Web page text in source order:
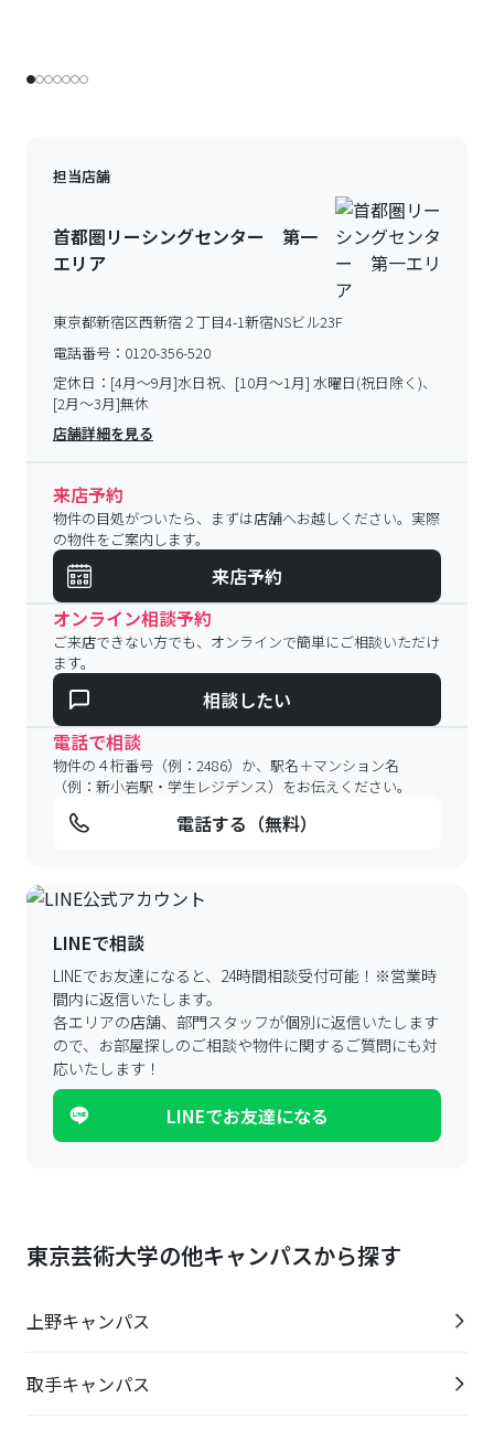
担当店舗
首都圏リーシングセンター 第一
エリア
東京都新宿区西新宿２丁目4-1新宿NSビル23F
電話番号： 0120-356-520
定休日： [4月～9月]水日祝、[10月～1月] 水曜日(祝日除く)、
[2月～3月]無休
店舗詳細を見る
来店予約
物件の目処がついたら、まずは店舗へお越しください。実際
の物件をご案内します。
来店予約
オンライン相談予約
ご来店できない方でも、オンラインで簡単にご相談いただけ
ます。
相談したい
電話で相談
物件の４桁番号（例：2486）か、駅名＋マンション名
（例：新小岩駅・学生レジデンス）をお伝えください。
電話する（無料）
LINEで相談
LINEでお友達になると、24時間相談受付可能！ ※営業時
間内に返信いたします。
各エリアの店舗、部門スタッフが個別に返信いたします
ので、 お部屋探しのご相談や物件に関するご質問にも対
応いたします！
LINEでお友達になる
東京芸術大学の他キャンパスから探す
上野キャンパス
取手キャンパス